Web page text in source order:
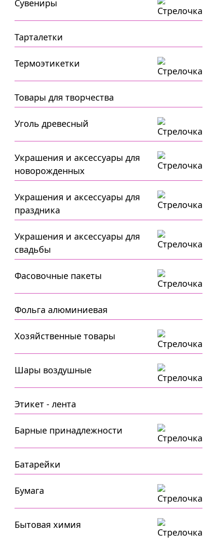
Сувениры
Тарталетки
Термоэтикетки
Товары для творчества
Уголь древесный
Украшения и аксессуары для
новорожденных
Украшения и аксессуары для
праздника
Украшения и аксессуары для
свадьбы
Фасовочные пакеты
Фольга алюминиевая
Хозяйственные товары
Шары воздушные
Этикет - лента
Барные принадлежности
Батарейки
Бумага
Бытовая химия